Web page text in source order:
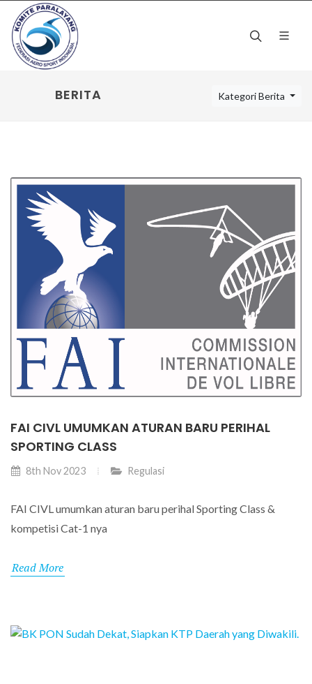
BERITA Kategori Berita
FAI CIVL UMUMKAN ATURAN BARU PERIHAL
SPORTING CLASS
8th Nov 2023 Regulasi
FAI CIVL umumkan aturan baru perihal Sporting Class &
kompetisi Cat-1 nya
Read More